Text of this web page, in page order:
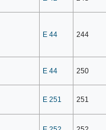
E 44 244
E 44 250
E 251 251
E 252 252